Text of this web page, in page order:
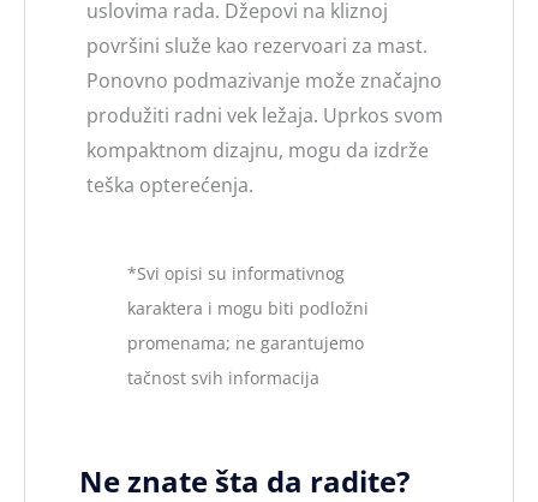
uslovima rada. Džepovi na kliznoj
površini služe kao rezervoari za mast.
Ponovno podmazivanje može značajno
produžiti radni vek ležaja. Uprkos svom
kompaktnom dizajnu, mogu da izdrže
teška opterećenja.
*Svi opisi su informativnog
karaktera i mogu biti podložni
promenama; ne garantujemo
tačnost svih informacija
Ne znate šta da radite?